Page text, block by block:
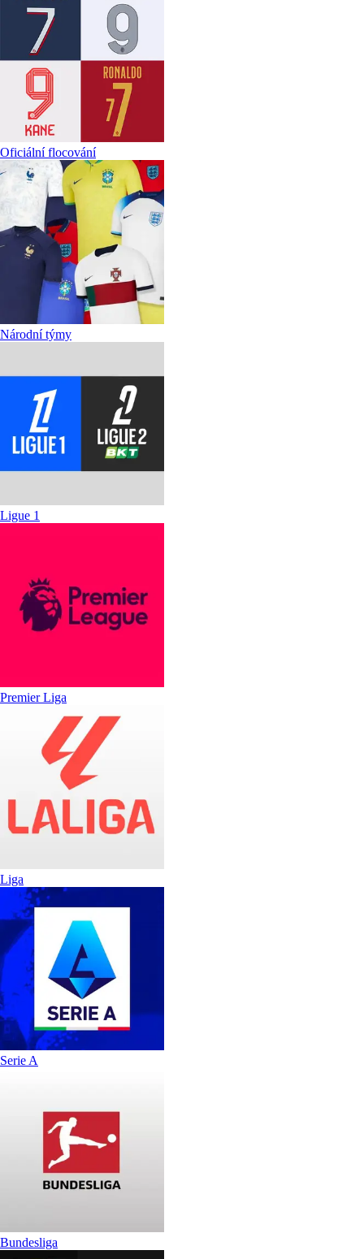
Oficiální flocování
Národní týmy
Ligue 1
Premier Liga
Liga
Serie A
Bundesliga